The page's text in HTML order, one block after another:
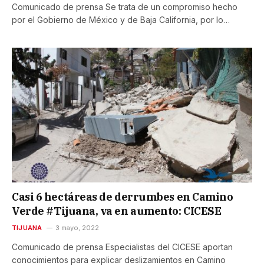
Comunicado de prensa Se trata de un compromiso hecho
por el Gobierno de México y de Baja California, por lo…
Casi 6 hectáreas de derrumbes en Camino
Verde #Tijuana, va en aumento: CICESE
TIJUANA 3 mayo, 2022
Comunicado de prensa Especialistas del CICESE aportan
conocimientos para explicar deslizamientos en Camino